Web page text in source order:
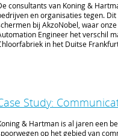
consultants van Koning &
en organisaties tegen.
bij AkzoNobel, waar
Engineer het verschil
in het Duitse
Study:
& Hartman is al jaren een
op het gebied van